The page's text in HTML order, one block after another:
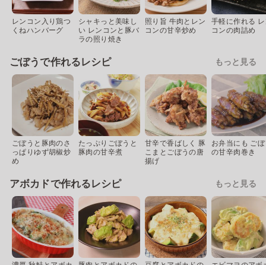
レンコン入り鶏つ
くねハンバーグ
シャキっと美味し
い レンコンと豚バ
ラの照り焼き
照り旨 牛肉とレン
コンの甘辛炒め
手軽に作れる
コンの肉詰め
ごぼうで作れるレシピ もっと見る
ごぼうと豚肉のさ
っぱりゆず胡椒炒
め
たっぷりごぼうと
豚肉の甘辛煮
甘辛で香ばしく 豚
こまとごぼうの唐
揚げ
お弁当にも ご
の甘辛肉巻き
アボカドで作れるレシピ もっと見る